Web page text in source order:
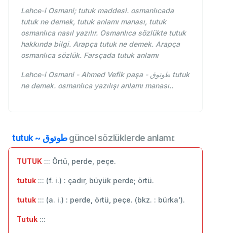
Lehce-i Osmani; tutuk maddesi. osmanlıcada
tutuk ne demek, tutuk anlamı manası, tutuk
osmanlıca nasıl yazılır. Osmanlıca sözlükte tutuk
hakkında bilgi. Arapça tutuk ne demek. Arapça
osmanlıca sözlük. Farsçada tutuk anlamı
Lehce-i Osmani - Ahmed Vefik paşa - طوتوق tutuk
ne demek. osmanlıca yazılışı anlamı manası..
tutuk ~ طوتوقgüncel sözlüklerde anlamı:
TUTUK ::: Örtü, perde, peçe.
tutuk ::: (f. i.) : çadır, büyük perde; örtü.
tutuk ::: (a. i.) : perde, örtü, peçe. (bkz. : bürka').
Tutuk :::